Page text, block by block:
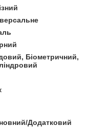
Біометричний,
Додатковий